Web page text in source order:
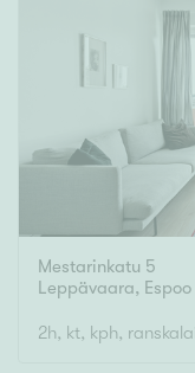
Mestarinkatu 5
Leppävaara, Espoo
2h, kt, kph,